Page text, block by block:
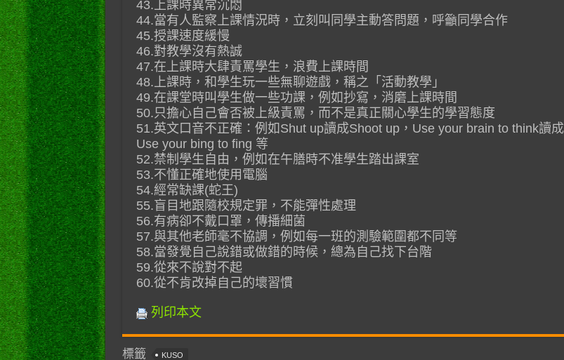
43.上課時異常沉悶
44.當有人監察上課情況時，立刻叫同學主動答問題，呼籲同學合作
45.授課速度緩慢
46.對教學沒有熱誠
47.在上課時大肆責罵學生，浪費上課時間
48.上課時，和學生玩一些無聊遊戲，稱之「活動教學」
49.在課堂時叫學生做一些功課，例如抄寫，消磨上課時間
50.只擔心自己會否被上級責罵，而不是真正關心學生的學習態度
51.英文口音不正確：例如Shut up讀成Shoot up，Use your brain to think讀成
Use your bing to fing 等
52.禁制學生自由，例如在午膳時不准學生踏出課室
53.不懂正確地使用電腦
54.經常缺課(蛇王)
55.盲目地跟隨校規定罪，不能彈性處理
56.有病卻不戴口罩，傳播細菌
57.與其他老師毫不協調，例如每一班的測驗範圍都不同等
58.當發覺自己說錯或做錯的時候，總為自己找下台階
59.從來不說對不起
60.從不肯改掉自己的壞習慣
列印本文
標籤 KUSO